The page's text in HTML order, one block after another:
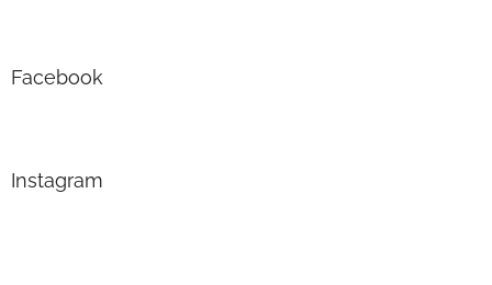
Facebook
Instagram